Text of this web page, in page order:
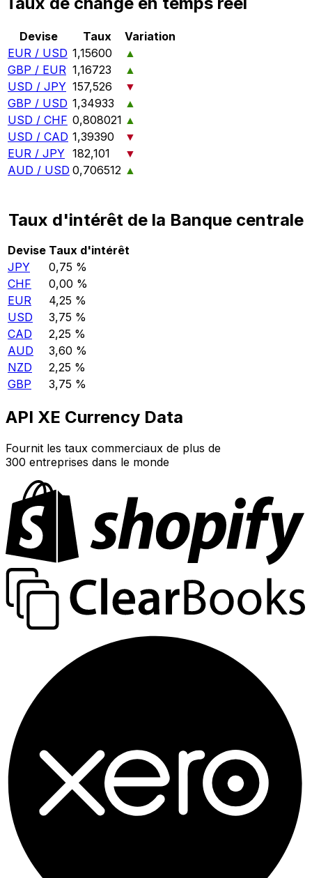
Devise Taux
Variation
EUR / USD 1,15600
▲
GBP / EUR 1,16723
▲
USD / JPY 157,526
▼
GBP / USD 1,34933
▲
USD / CHF 0,808021 ▲
USD / CAD 1,39390
▼
EUR / JPY 182,101
▼
AUD / USD 0,706512 ▲
Taux d'intérêt de la Banque centrale
Devise Taux d'intérêt
JPY
0,75 %
CHF
0,00 %
EUR
4,25 %
USD
3,75 %
CAD
2,25 %
AUD
3,60 %
NZD
2,25 %
GBP
3,75 %
API XE Currency Data
Fournit les taux commerciaux de plus de
300 entreprises dans le monde